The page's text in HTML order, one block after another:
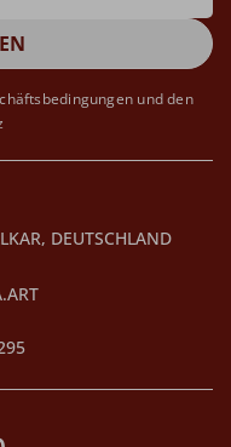
und den
DEUTSCHLAND